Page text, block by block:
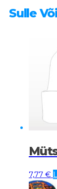
Sulle
7,77 €